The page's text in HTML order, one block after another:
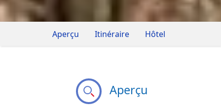
Aperçu Itinéraire Hôtel
Aperçu